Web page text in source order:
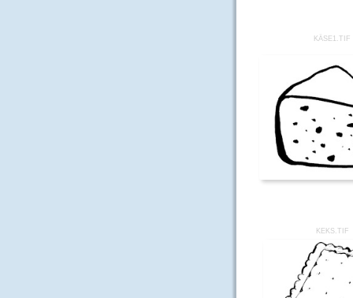
KÄSE1.TIF
KEKS.TIF